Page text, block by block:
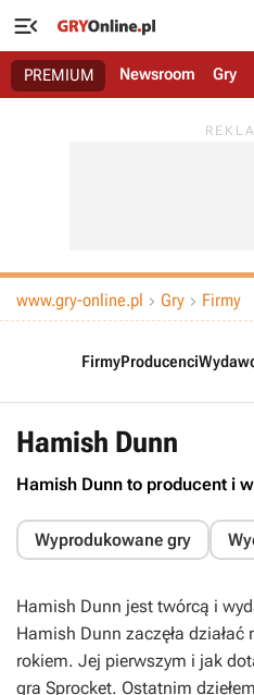

PREMIUM Newsroom Gry
www.gry-online.pl  Gry  Firmy
FirmyProducenci
Hamish Dunn
Hamish Dunn to producent i
Wyprodukowane gry
Hamish Dunn jest twórcą i
Hamish Dunn zaczęła działać
rokiem. Jej pierwszym i jak
gra Sprocket. Ostatnim